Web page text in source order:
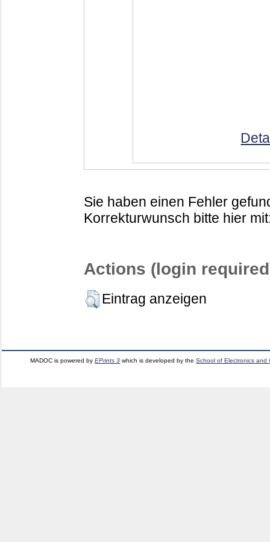
Sie haben einen Fehler
Korrekturwunsch bitte hier
Actions (login
Eintrag anzeigen
MADOC is powered byEPrints 3 which is developed by theSchool of Electronics and